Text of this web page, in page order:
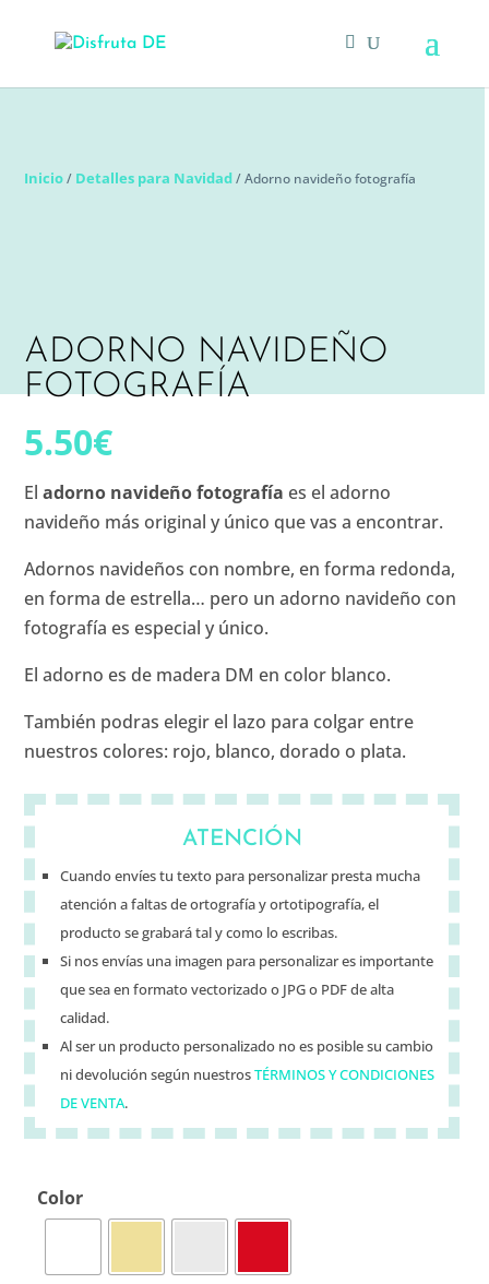
Inicio / Detalles para Navidad / Adorno navideño fotografía
ADORNO NAVIDEÑO
FOTOGRAFÍA
5.50€
El adorno navideño fotografía es el adorno
navideño más original y único que vas a encontrar.
Adornos navideños con nombre, en forma redonda,
en forma de estrella… pero un adorno navideño con
fotografía es especial y único.
El adorno es de madera DM en color blanco.
También podras elegir el lazo para colgar entre
nuestros colores: rojo, blanco, dorado o plata.
ATENCIÓN
Cuando envíes tu texto para personalizar presta mucha
atención a faltas de ortografía y ortotipografía, el
producto se grabará tal y como lo escribas.
Si nos envías una imagen para personalizar es importante
que sea en formato vectorizado o JPG o PDF de alta
calidad.
Al ser un producto personalizado no es posible su cambio
ni devolución según nuestrosTÉRMINOS Y CONDICIONES
DE VENTA.
Color